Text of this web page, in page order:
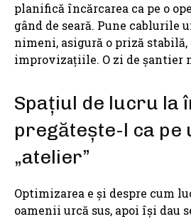
planifică încărcarea ca pe o
gând de seară. Pune cablurile
nimeni, asigură o priză
improvizațiile. O zi de șantier
Spațiul de lucru la
pregătește-l ca pe
„atelier”
Optimizarea e și despre cum
oamenii urcă sus, apoi își dau